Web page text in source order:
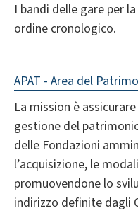
I bandi delle gare per
ordine cronologico.
APAT - Area del
La mission è
gestione del
delle Fondazioni
l’acquisizione, le
promuovendone lo
indirizzo definite dagli